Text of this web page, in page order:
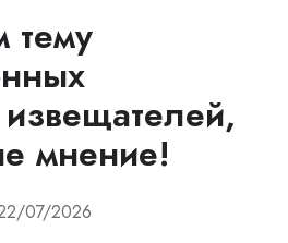
тему
мнение!
07/2026